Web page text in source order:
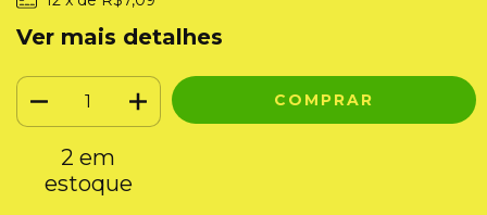
Ver mais detalhes
2 em
estoque